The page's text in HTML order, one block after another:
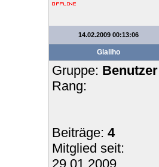
14.02.2009 00:13:06
Glaliho
Gruppe: Benutzer
Rang:
Beiträge: 4
Mitglied seit:
29.01.2009